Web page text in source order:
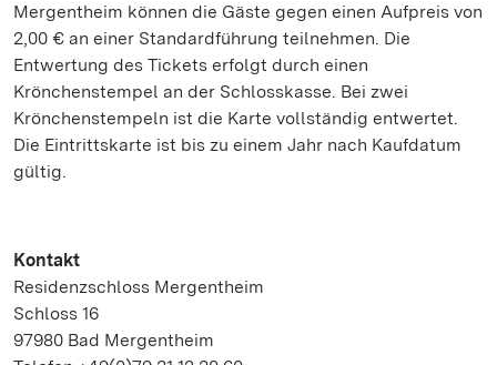
Mergentheim können die Gäste gegen einen Aufpreis von
2,00 € an einer Standardführung teilnehmen. Die
Entwertung des Tickets erfolgt durch einen
Krönchenstempel an der Schlosskasse. Bei zwei
Krönchenstempeln ist die Karte vollständig entwertet.
Die Eintrittskarte ist bis zu einem Jahr nach Kaufdatum
gültig.
Kontakt
Residenzschloss Mergentheim
Schloss 16
97980 Bad Mergentheim